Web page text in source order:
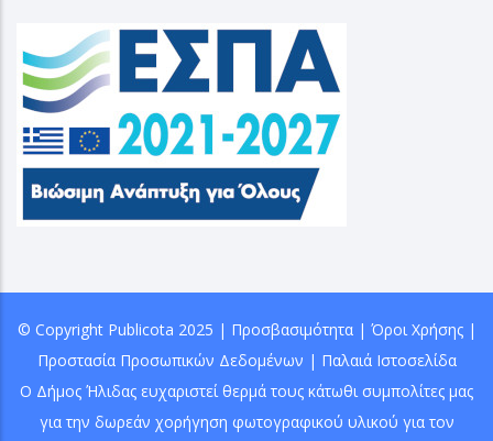
© Copyright Publicota 2025 | Προσβασιμότητα| Όροι Χρήσης|
Προστασία Προσωπικών Δεδομένων | Παλαιά Ιστοσελίδα
Ο Δήμος Ήλιδας ευχαριστεί θερμά τους κάτωθι συμπολίτες μας
για την δωρεάν χορήγηση φωτογραφικού υλικού για τον